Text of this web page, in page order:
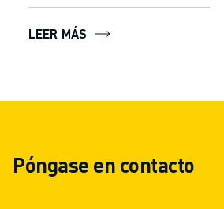
errores y garantizando una
producción al permitir un
rendimiento. Aumentar la
eficacia, la calidad y la
LEER MÁS
Póngase en contacto